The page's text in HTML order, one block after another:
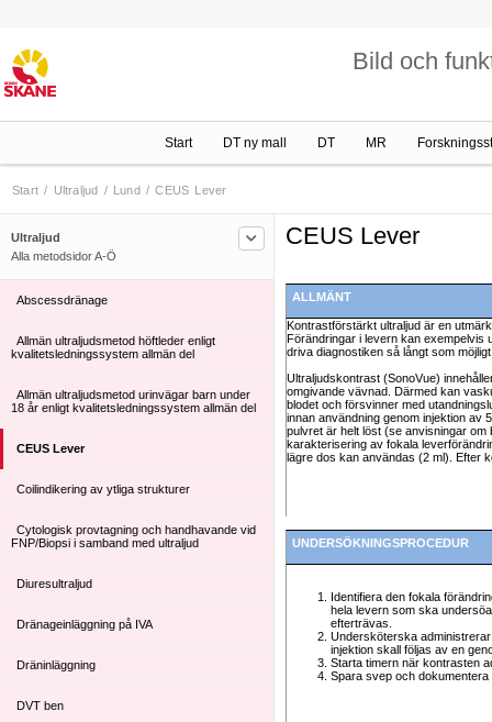
Bild och
Start DT ny mall DT MR
Start / Ultraljud / Lund / CEUS Lever
Ultraljud
Alla metodsidor A-Ö
Abscessdränage
Allmän ultraljudsmetod höftleder enligt
kvalitetsledningssystem allmän del
Allmän ultraljudsmetod urinvägar barn under
18 år enligt kvalitetsledningssystem allmän del
CEUS Lever
Coilindikering av ytliga strukturer
Cytologisk provtagning och handhavande vid
FNP/Biopsi i samband med ultraljud
Diuresultraljud
Dränageinläggning på IVA
Dräninläggning
DVT ben
CEUS Lever
ALLMÄNT
Kontrastförstärkt ultraljud är en
Förändringar i levern kan exempelvis
driva diagnostiken så långt som
Ultraljudskontrast (SonoVue)
omgivande vävnad. Därmed kan
blodet och försvinner med
innan användning genom injektion av
pulvret är helt löst (se anvisningar om
karakterisering av fokala
lägre dos kan användas (2 ml). Efter
UNDERSÖKNINGSPROCEDUR
Identifiera den fokala
hela levern som ska
efterträvas.
Undersköterska
injektion skall följas av en
Starta timern när kontrasten
Spara svep och dokumentera